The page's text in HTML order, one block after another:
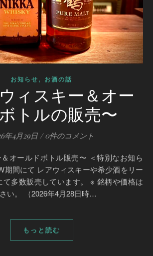
お知らせ, お酒の話
ィスキー＆オー
トルの販売〜
年4月29日 / 0件のコメント
期間にて レアウィスキーや希少酒をリー
て多数販売しています。 ※ 銘柄や価格は
い。 （2026年4月28日時…
もっと読む